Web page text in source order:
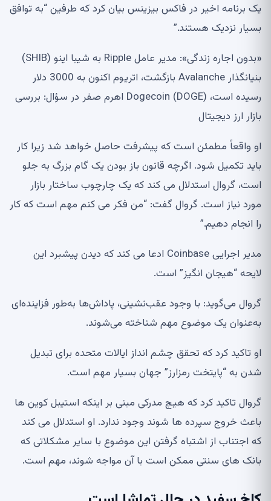
یک برنامه اخیر در فاکس بیزینس بیان کرد که طرفین “به توافق
بسیار نزدیک هستند.”
«بدون اجاره زندگی»: مدیر عامل Ripple به شیبا اینو (SHIB)
بنیانگذار Avalanche بازگشت، اتریوم اکنون به 3000 دلار
رسیده است، Dogecoin (DOGE) اهرم صفر در سؤال: بررسی
بازار ارز دیجیتال
او واقعاً مطمئن است که پیشرفت حاصل خواهد شد زیرا کار
باید تکمیل شود. اگرچه قانون باز بودن یک گام بزرگ به جلو
است، گروال استدلال می کند که یک چارچوب ساختار بازار
مورد نیاز است. گروال گفت: “من فکر می کنم مهم است که کار
را انجام دهیم.”
مدیر اجرایی Coinbase ادعا می کند که دیدن پیشبرد این
لایحه “هیجان انگیز” است.
گروال می‌گوید: با وجود عقب‌نشینی، پاداش‌ها به‌طور فزاینده‌ای
به‌عنوان یک موضوع مهم شناخته می‌شوند.
او تاکید کرد که تحقق چشم انداز ایالات متحده برای تبدیل
شدن به “پایتخت رمزارز” جهان بسیار مهم است.
گروال تاکید کرد که هیچ مدرکی مبنی بر اینکه استیبل کوین ها
باعث خروج سپرده ها شوند وجود ندارد. او استدلال می کند
که اجتناب از اشتباه گرفتن این موضوع با سایر مشکلاتی که
بانک های سنتی ممکن است با آن مواجه شوند، مهم است.